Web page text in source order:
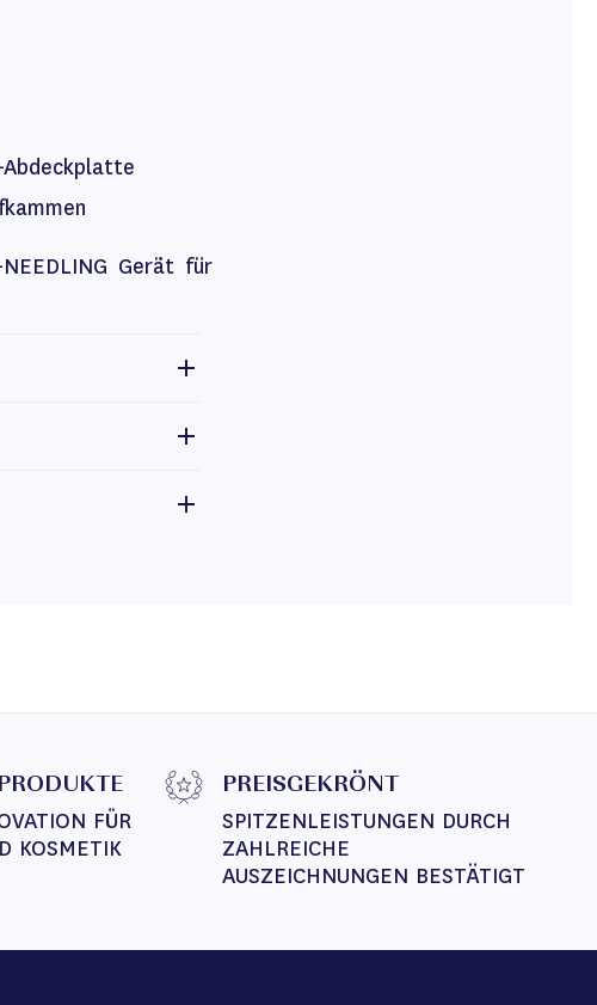
Gerät für
FÜR
KOSMETIK
PREISGEKRÖNT
SPITZENLEISTUNGEN DURCH
ZAHLREICHE
AUSZEICHNUNGEN BESTÄTIGT